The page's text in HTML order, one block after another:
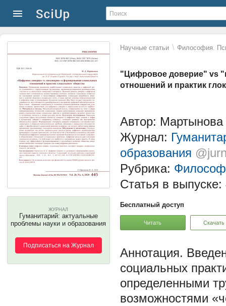
Научные статьи \ Философия.
"Цифровое доверие" vs
отношений и практик
ЖУРНАЛ
Гуманитарий: актуальные
проблемы науки и образования
Подписаться на Журнал
Автор:
Журнал:
образования
Рубрика:
Статья в выпуске:
Бесплатный доступ
Читать Скачать
социальных
определенными
возможностями